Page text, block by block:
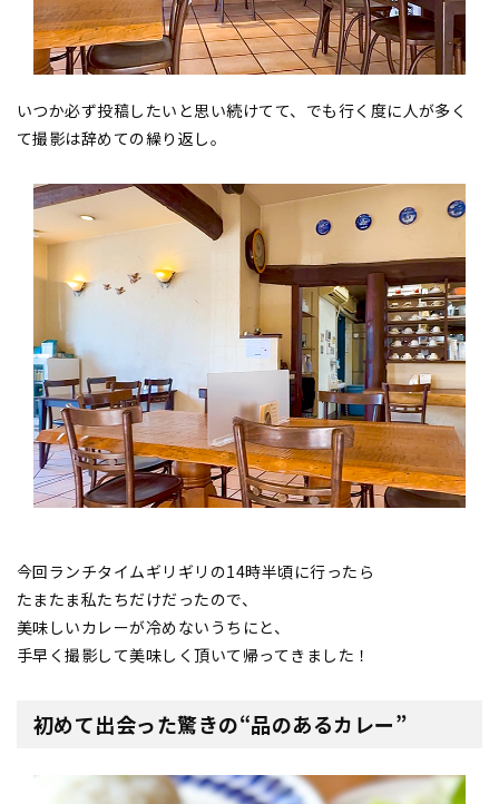
いつか必ず投稿したいと思い続けてて、でも行く度に人が多く
て撮影は辞めての繰り返し。
今回ランチタイムギリギリの14時半頃に行ったら
たまたま私たちだけだったので、
美味しいカレーが冷めないうちにと、
手早く撮影して美味しく頂いて帰ってきました！
初めて出会った驚きの“品のあるカレー”